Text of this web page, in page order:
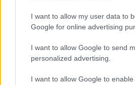
I want to allow my user data to
Google for online advertising
I want to allow Google to send
personalized advertising.
I want to allow Google to